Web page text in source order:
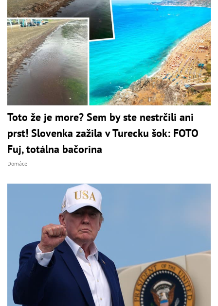
Toto že je more? Sem by ste nestrčili ani
prst! Slovenka zažila v Turecku šok: FOTO
Fuj, totálna bačorina
Domáce